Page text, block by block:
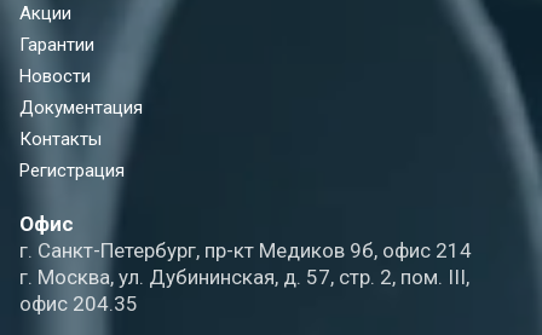
Акции
Гарантии
Новости
Документация
Контакты
Регистрация
Офис
г. Санкт-Петербург, пр-кт Медиков 9б, офис 214
г. Москва, ул. Дубининская, д. 57, стр. 2, пом. III,
офис 204.35